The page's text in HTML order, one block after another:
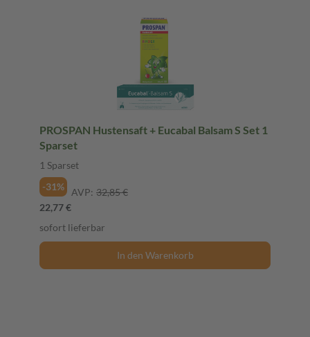
PROSPAN Hustensaft + Eucabal Balsam S Set 1
Sparset
1 Sparset
-31%
AVP: 32,85 €
22,77 €
sofort lieferbar
In den Warenkorb